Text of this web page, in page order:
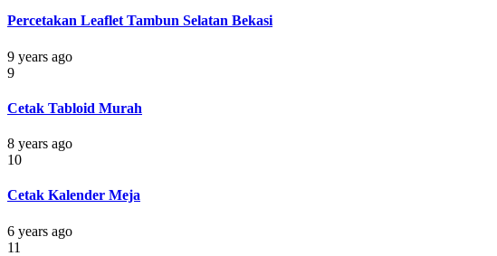
Percetakan Leaflet Tambun Selatan Bekasi
9 years ago
9
Cetak Tabloid Murah
8 years ago
10
Cetak Kalender Meja
6 years ago
11